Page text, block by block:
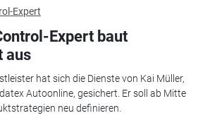
Expert
Expert baut
aus
hat sich die Dienste von Kai Müller,
Autoonline, gesichert. Er soll ab Mitte
neu definieren.